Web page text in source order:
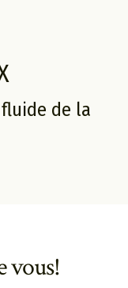
de la
vous!